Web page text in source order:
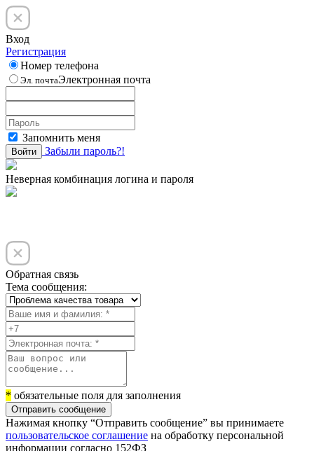
Вход
Регистрация
Номер телефона
Эл. почтаЭлектронная почта
Запомнить меня
Войти Забыли пароль?!
Неверная комбинация логина и пароля
Обратная связь
Тема сообщения:
* обязательные поля для заполнения
Отправить сообщение
Нажимая кнопку “Отправить сообщение” вы принимаете
пользовательское соглашение на обработку персональной
информации согласно 152ФЗ